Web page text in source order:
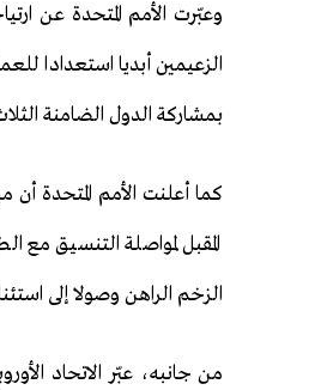
وعبّرت الأمم المتحدة عن
الزعيمين أبديا استعدادا
بمشاركة الدول الضامنة
كما أعلنت الأمم المتحدة
المقبل لمواصلة التنسيق مع
الزخم الراهن وصولا إلى
من جانبه، عبّر الاتحاد